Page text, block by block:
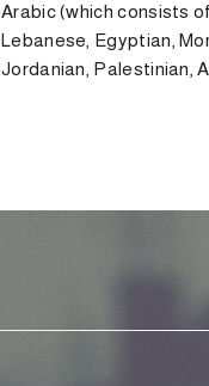
Arabic (which consists
Lebanese, Egyptian,
Jordanian, Palestinian,